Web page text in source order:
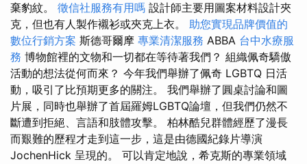
棄豹紋。 徵信社服務有用嗎 設計師主要用圖案材料設計夾
克，但也有人製作襯衫或夾克上衣。 助您實現品牌價值的
數位行銷方案 斯德哥爾摩 專業清潔服務 ABBA 台中水療服
務 博物館裡的文物和一切都在等待著我們？ 組織佩奇驕傲
活動的想法從何而來？ 今年我們舉辦了佩奇 LGBTQ 日活
動，吸引了比預期更多的關注。 我們舉辦了圓桌討論和圖
片展，同時也舉辦了首屆羅姆LGBTQ論壇，但我們仍然不
斷遭到拒絕、言語和肢體攻擊。 柏林酷兒群體經歷了漫長
而艱難的歷程才走到這一步，這是由德國紀錄片導演
JochenHick 呈現的。 可以肯定地說，希克斯的專業領域